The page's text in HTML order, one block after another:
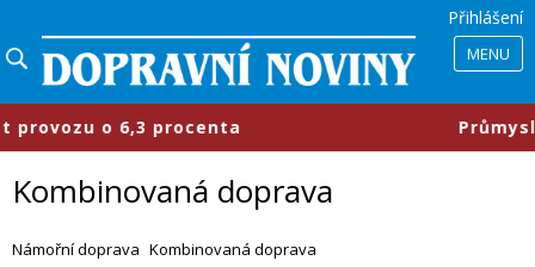
Přihlášení
MENU
​Průmyslové parky se
Kombinovaná doprava
Námořní doprava Kombinovaná doprava